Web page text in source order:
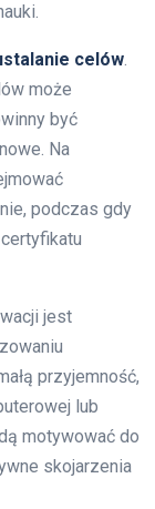
celów.
może
być
Na
podczas gdy
jest
przyjemność,
lub
motywować do
skojarzenia